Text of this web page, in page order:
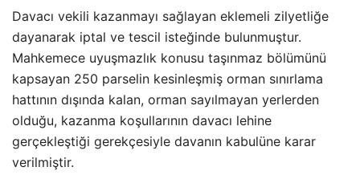
Davacı vekili kazanmayı sağlayan eklemeli zilyetliğe
dayanarak iptal ve tescil isteğinde bulunmuştur.
Mahkemece uyuşmazlık konusu taşınmaz bölümünü
kapsayan 250 parselin kesinleşmiş orman sınırlama
hattının dışında kalan, orman sayılmayan yerlerden
olduğu, kazanma koşullarının davacı lehine
gerçekleştiği gerekçesiyle davanın kabulüne karar
verilmiştir.